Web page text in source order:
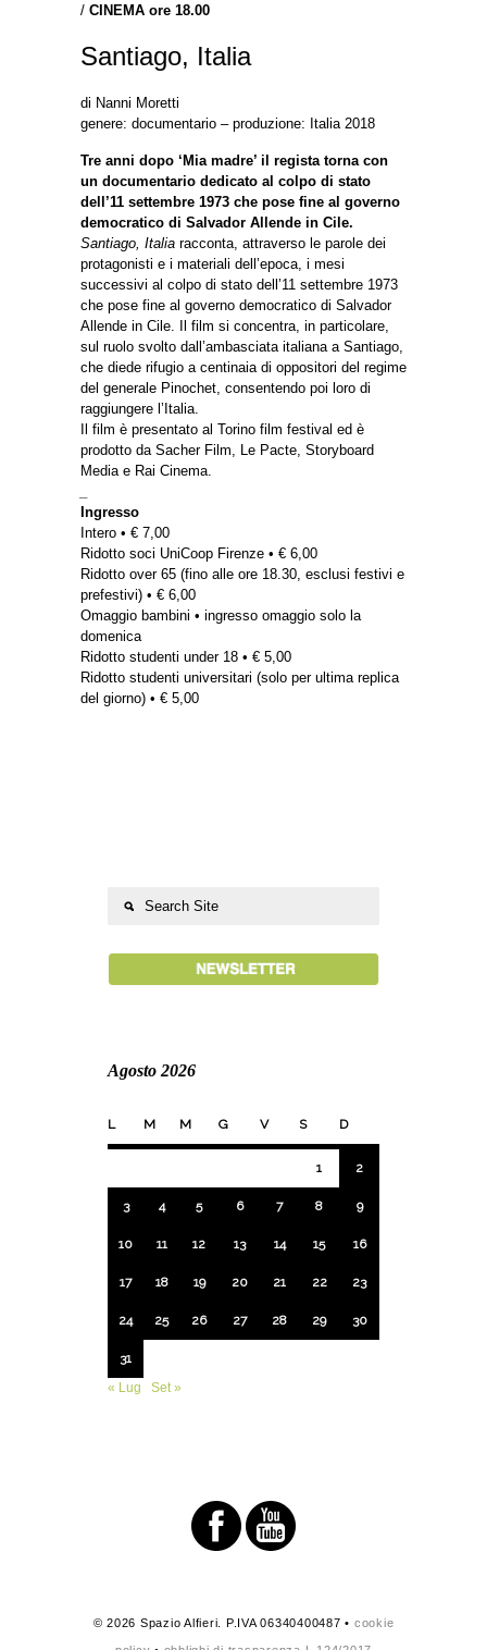
/ CINEMA ore 18.00
Santiago, Italia
di Nanni Moretti
genere: documentario – produzione: Italia 2018
Tre anni dopo ‘Mia madre’ il regista torna con
un documentario dedicato al colpo di stato
dell’11 settembre 1973 che pose fine al governo
democratico di Salvador Allende in Cile.
Santiago, Italia racconta, attraverso le parole dei
protagonisti e i materiali dell’epoca, i mesi
successivi al colpo di stato dell’11 settembre 1973
che pose fine al governo democratico di Salvador
Allende in Cile. Il film si concentra, in particolare,
sul ruolo svolto dall’ambasciata italiana a Santiago,
che diede rifugio a centinaia di oppositori del regime
del generale Pinochet, consentendo poi loro di
raggiungere l’Italia.
Il film è presentato al Torino film festival ed è
prodotto da Sacher Film, Le Pacte, Storyboard
Media e Rai Cinema.
Ingresso
Intero • € 7,00
Ridotto soci UniCoop Firenze • € 6,00
Ridotto over 65 (fino alle ore 18.30, esclusi festivi e
prefestivi) • € 6,00
Omaggio bambini • ingresso omaggio solo la
domenica
Ridotto studenti under 18 • € 5,00
Ridotto studenti universitari (solo per ultima replica
del giorno) • € 5,00
Agosto 2026
L M M G V S D
1 2
3 4 5 6 7 8 9
10 11 12 13 14 15 16
17 18 19 20 21 22 23
24 25 26 27 28 29 30
31
« Lug
Set »
© 2026 Spazio Alfieri. P.IVA 06340400487 • cookie